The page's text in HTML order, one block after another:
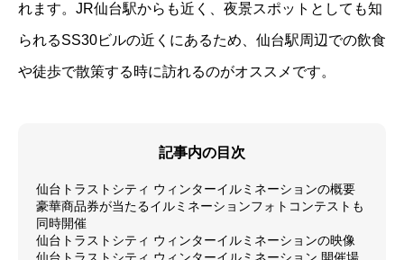
れます。JR仙台駅からも近く、夜景スポットとしても知
られるSS30ビルの近くにあるため、仙台駅周辺での飲食
や徒歩で散策する時に訪れるのがオススメです。
記事内の目次
仙台トラストシティ ウィンターイルミネーションの概要
豪華商品券が当たるイルミネーションフォトコンテストも
同時開催
仙台トラストシティ ウィンターイルミネーションの映像